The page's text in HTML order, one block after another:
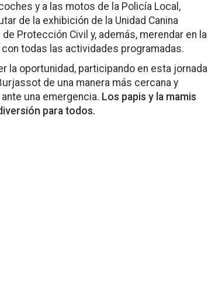
y a las motos de la Policía Local,
de la exhibición de la Unidad Canina
Protección Civil y, además, merendar en la
todas las actividades programadas.
la oportunidad, participando en esta jornada
de una manera más cercana y
una emergencia. Los papis y la mamis
para todos.